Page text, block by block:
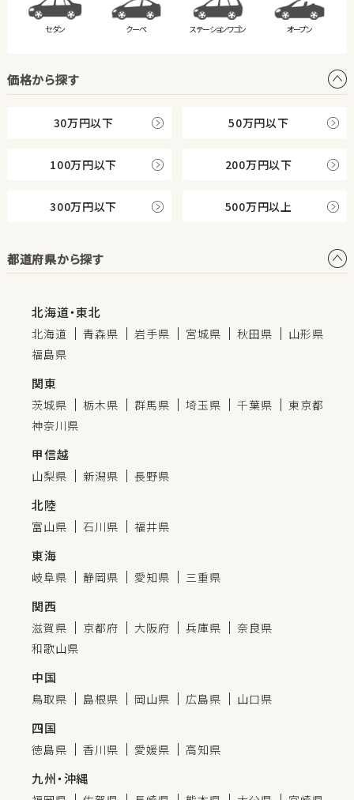
セダン クーペ ステーションワゴン オープン
価格から探す
30万円以下 50万円以下
100万円以下 200万円以下
300万円以下 500万円以上
都道府県から探す
北海道・東北
北海道 青森県 岩手県 宮城県 秋田県
山形県
福島県
関東
茨城県 栃木県 群馬県 埼玉県 千葉県
東京都
神奈川県
甲信越
山梨県 新潟県 長野県
北陸
富山県 石川県 福井県
東海
岐阜県 静岡県 愛知県 三重県
関西
滋賀県 京都府 大阪府 兵庫県
奈良県
和歌山県
中国
鳥取県 島根県 岡山県 広島県 山口県
四国
徳島県 香川県 愛媛県 高知県
九州・沖縄